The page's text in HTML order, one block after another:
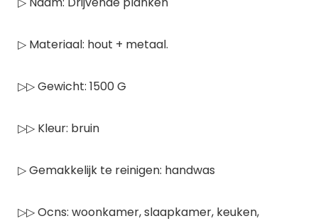
▷ Materiaal: hout + metaal.
▷▷ Gewicht: 1500 G
▷▷ Kleur: bruin
▷ Gemakkelijk te reinigen: handwas
▷▷ Ocns: woonkamer, slaapkamer, keuken,